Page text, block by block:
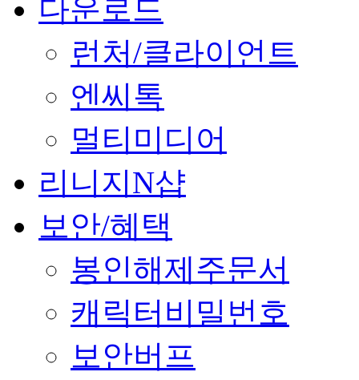
다운로드
런처/클라이언트
엔씨톡
멀티미디어
리니지N샵
보안/혜택
봉인해제주문서
캐릭터비밀번호
보안버프